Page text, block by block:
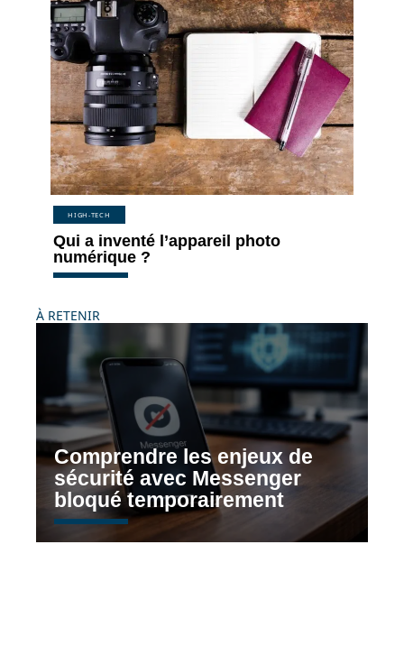
HIGH-TECH
Qui a inventé l’appareil photo
numérique ?
À RETENIR
Comprendre les enjeux de
sécurité avec Messenger
bloqué temporairement